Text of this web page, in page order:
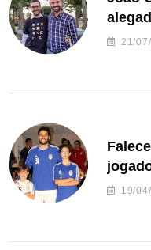
de21/
de19/